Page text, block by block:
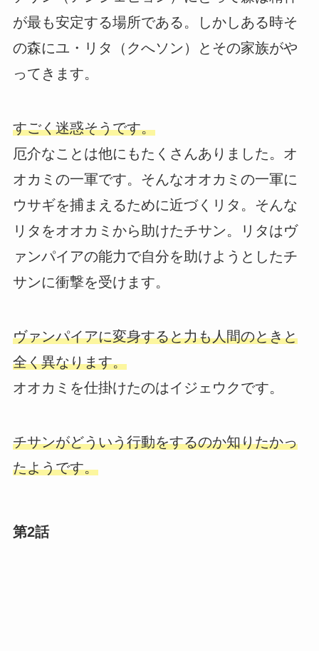
が最も安定する場所である。しかしある時そ
の森にユ・リタ（クへソン）とその家族がや
ってきます。
すごく迷惑そうです。
厄介なことは他にもたくさんありました。オ
オカミの一軍です。そんなオオカミの一軍に
ウサギを捕まえるために近づくリタ。そんな
リタをオオカミから助けたチサン。リタはヴ
ァンパイアの能力で自分を助けようとしたチ
サンに衝撃を受けます。
ヴァンパイアに変身すると力も人間のときと
全く異なります。
オオカミを仕掛けたのはイジェウクです。
チサンがどういう行動をするのか知りたかっ
たようです。
第2話